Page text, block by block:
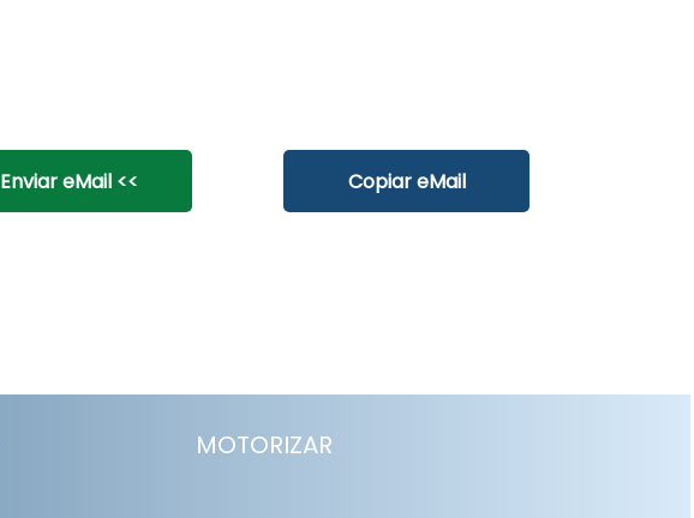
Enviar eMail << Copiar eMail
MOTORIZAR